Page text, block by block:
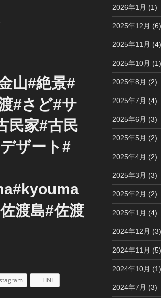
山#絶景#
#さど#サ
民家#古民
ザート#
渡島#佐渡
LINE
2026年1月 (1)
2025年12月 (6)
2025年11月 (4)
2025年10月 (1)
2025年8月 (2)
2025年7月 (4)
2025年6月 (3)
2025年5月 (2)
2025年4月 (2)
2025年3月 (3)
2025年2月 (2)
2025年1月 (4)
2024年12月 (3)
2024年11月 (5)
2024年10月 (1)
2024年7月 (3)